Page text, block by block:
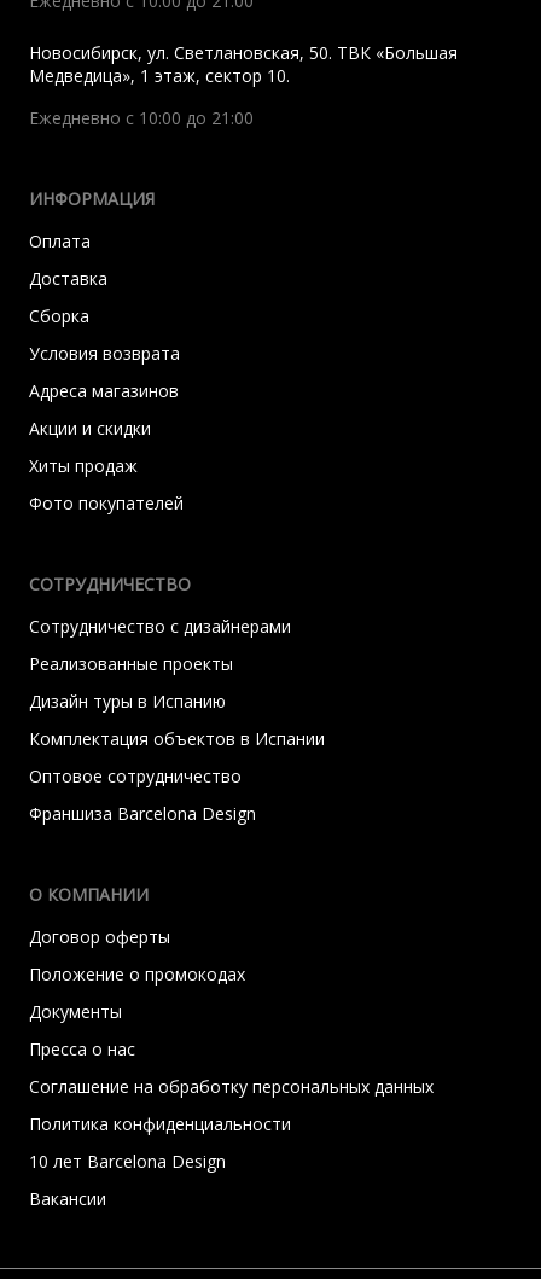
Новосибирск, ул. Светлановская, 50. ТВК «Большая
Медведица», 1 этаж, сектор 10.
Ежедневно с 10:00 до 21:00
ИНФОРМАЦИЯ
Оплата
Доставка
Сборка
Условия возврата
Адреса магазинов
Акции и скидки
Хиты продаж
Фото покупателей
СОТРУДНИЧЕСТВО
Сотрудничество с дизайнерами
Реализованные проекты
Дизайн туры в Испанию
Комплектация объектов в Испании
Оптовое сотрудничество
Франшиза Barcelona Design
О КОМПАНИИ
Договор оферты
Положение о промокодах
Документы
Пресса о нас
Соглашение на обработку персональных данных
Политика конфиденциальности
10 лет Barcelona Design
Вакансии